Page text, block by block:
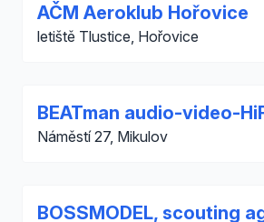
AČM Aeroklub Hořovice
letiště Tlustice, Hořovice
BEATman audio-video-
Náměstí 27, Mikulov
BOSSMODEL, scouting